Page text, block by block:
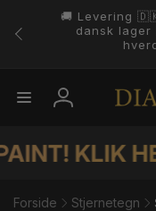
indhold
4.8
Log
HER!FÅ
Forside Stjernetegn